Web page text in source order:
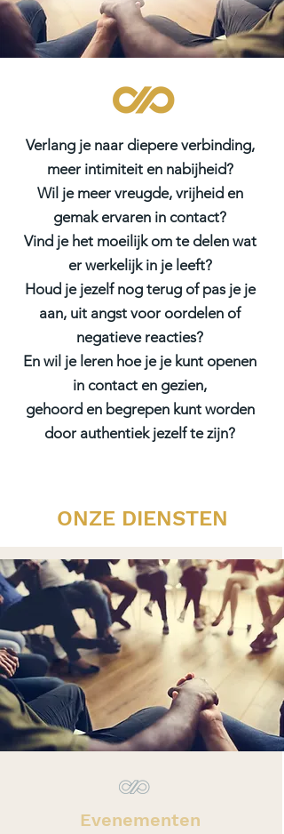
Verlang je naar diepere verbinding,
meer intimiteit en nabijheid?
Wil je meer vreugde, vrijheid en
gemak ervaren in contact?
Vind je het moeilijk om te delen wat
er werkelijk in je leeft?
Houd je jezelf nog terug of pas je je
aan, uit angst voor oordelen of
negatieve reacties?​
En wil je leren hoe je je kunt openen
in contact en gezien,
gehoord en begrepen kunt worden
door authentiek jezelf te zijn?
ONZE DIENSTEN
Evenementen